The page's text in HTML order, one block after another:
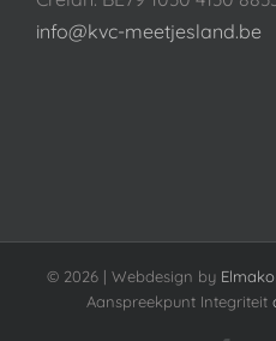
info@kvc-meetjesland.be
© 2026 | Webdesign by Elmako
Aanspreekpunt Integriteit